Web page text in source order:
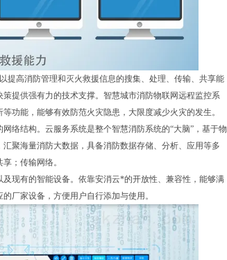
提高消防管理和灭火救援信息的搜集、处理、传输、共享能
提供强有力的技术支撑。智慧城市消防物联网远程监控系
功能，能够有效防范火灾隐患，大限度减少火灾的发生。
络结构。云服务系统是整个智慧消防系统的“大脑”，基于物
聚海量消防大数据，具备消防数据存储、分析、应用等多
；传输网络。
现有的智能设备。依靠安消云*的开放性、兼容性，能够满
厂家设备，方便用户自行添加与使用。